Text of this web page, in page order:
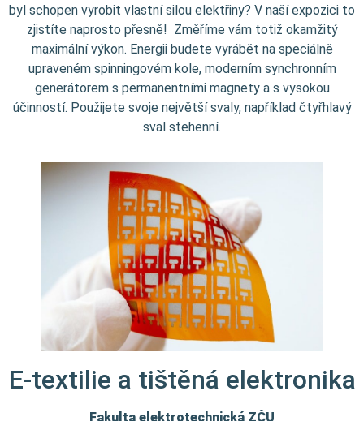
byl schopen vyrobit vlastní silou elektřiny? V naší expozici to
zjistíte naprosto přesně! Změříme vám totiž okamžitý
maximální výkon. Energii budete vyrábět na speciálně
upraveném spinningovém kole, moderním synchronním
generátorem s permanentními magnety a s vysokou
účinností. Použijete svoje největší svaly, například čtyřhlavý
sval stehenní.
E-textilie a tištěná elektronika
Fakulta elektrotechnická ZČU